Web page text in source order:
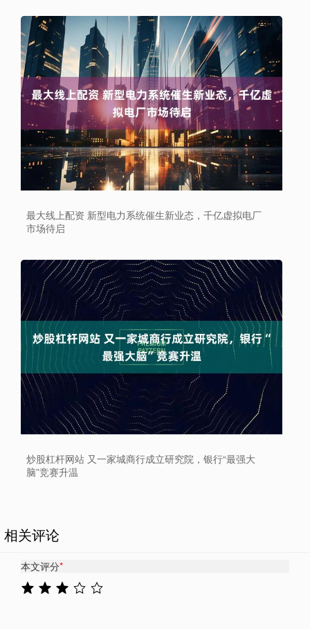
最大线上配资 新型电力系统催生新业态，千亿虚拟电厂
市场待启
炒股杠杆网站 又一家城商行成立研究院，银行“最强大
脑”竞赛升温
相关评论
本文评分*